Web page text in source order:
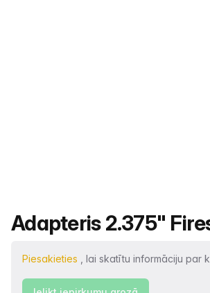
Produkta
Adapteris 2.375"
Piesakieties , lai skatītu informāciju par